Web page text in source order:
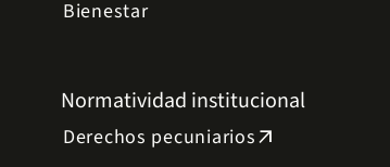
Bienestar
Normatividad institucional
Derechos pecuniariosarrow_outward